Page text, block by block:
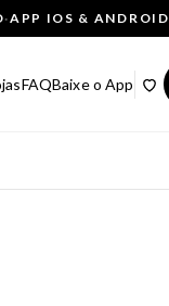
·APP IOS & ANDROID
FAQBaixe o App